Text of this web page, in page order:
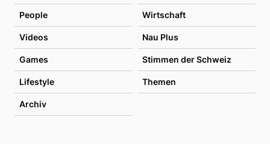
People Wirtschaft
Videos Nau Plus
Games Stimmen der Schweiz
Lifestyle Themen
Archiv